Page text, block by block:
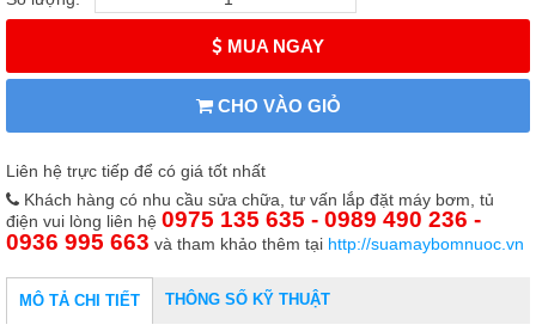
MUA NGAY
CHO VÀO GIỎ
Liên hệ trực tiếp để có giá tốt nhất
Khách hàng có nhu cầu sửa chữa, tư vấn lắp đặt máy bơm, tủ
điện vui lòng liên hệ 0975 135 635 - 0989 490 236 -
0936 995 663 và tham khảo thêm tại http://suamaybomnuoc.vn
MÔ TẢ CHI TIẾT THÔNG SỐ KỸ THUẬT